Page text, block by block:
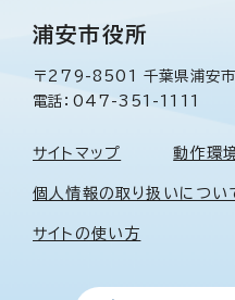
浦安市役所
〒279-8501 千葉県浦安市
電話：047-351-1111
サイトマップ 動作環
個人情報の取り扱いについ
サイトの使い方